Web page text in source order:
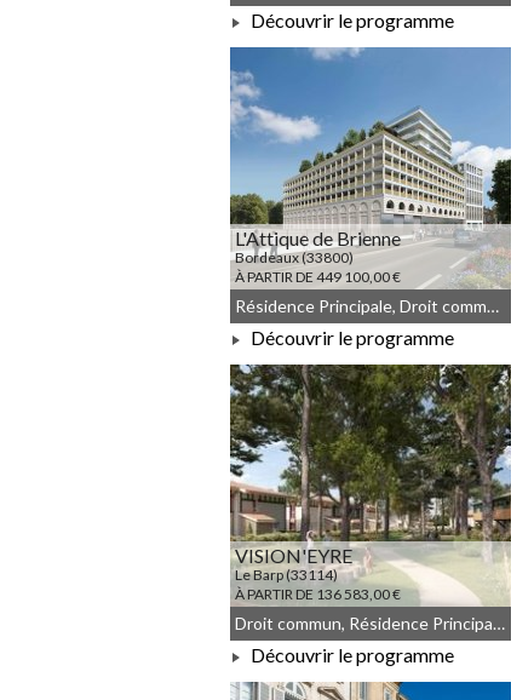
À PARTIR DE 115 000,00 €
Découvrir le programme
L'Attique de Brienne
Bordeaux (33800)
À PARTIR DE 449 100,00 €
À PARTIR DE 449 100,00 €
Résidence Principale, Droit commun, Meublé non géré
Découvrir le programme
VISION'EYRE
Le Barp (33114)
À PARTIR DE 136 583,00 €
Droit commun, Résidence Principale, LLI_JEANBRUN, LLI, JEANBRUN, Meublé non géré
Découvrir le programme